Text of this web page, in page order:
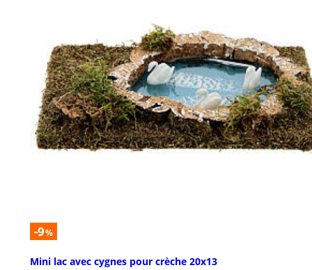
-9%
Mini lac avec cygnes pour crèche 20x13